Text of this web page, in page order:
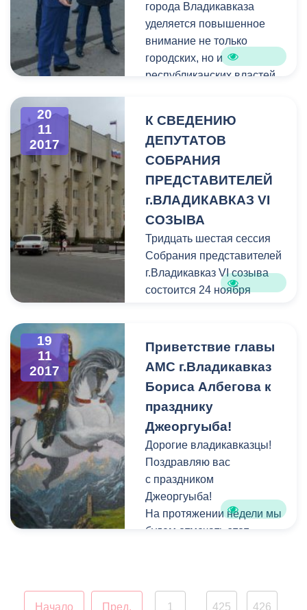
города Владикавказа
уделяется повышенное
внимание не только
городских, но и
республиканских властей.
Битароввместе с главой
АМС Владикавказа
Борисом Албеговым
префектами городских
округов провели рейд по
благоустройства и
санитарного порядка.
20
11
2017
К СВЕДЕНИЮ
ДЕПУТАТОВ
СОБРАНИЯ
ПРЕДСТАВИТЕЛЕЙ
г.ВЛАДИКАВКАЗ VI
СОЗЫВА
Тридцать шестая сессия
Собрания представителей
г.Владикавказ VI созыва
состоится 24 ноября
г.Владикавказа и
г.Владикавказ (пл. Штыба,
2).
19
11
2017
Приветствие главы
АМС г.Владикавказ
Бориса Албегова к
празднику
Джеоргуыба!
Дорогие владикавказцы!
Поздравляю вас
с праздником
Джеоргуыба!
На протяжении недели мы
будем отмечать этот
Начало Пред. 1 425 426